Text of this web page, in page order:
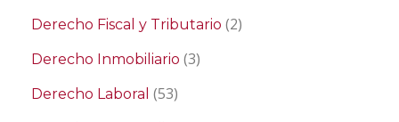
Derecho Fiscal y Tributario (2)
Derecho Inmobiliario (3)
Derecho Laboral (53)